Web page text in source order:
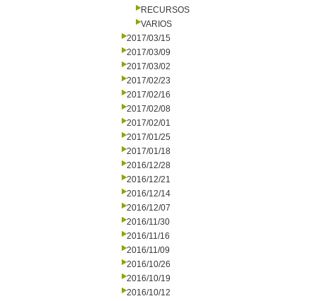
RECURSOS
VARIOS
2017/03/15
2017/03/09
2017/03/02
2017/02/23
2017/02/16
2017/02/08
2017/02/01
2017/01/25
2017/01/18
2016/12/28
2016/12/21
2016/12/14
2016/12/07
2016/11/30
2016/11/16
2016/11/09
2016/10/26
2016/10/19
2016/10/12